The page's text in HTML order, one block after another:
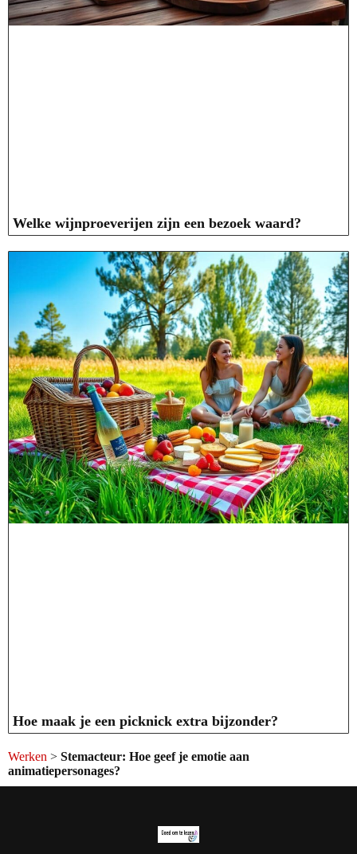
Welke wijnproeverijen zijn een bezoek waard?
Hoe maak je een picknick extra bijzonder?
Werken > Stemacteur: Hoe geef je emotie aan
animatiepersonages?